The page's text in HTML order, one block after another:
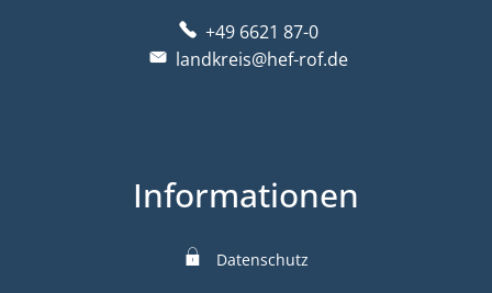
+49 6621 87-0
landkreis@hef-rof.de
Informationen
Datenschutz